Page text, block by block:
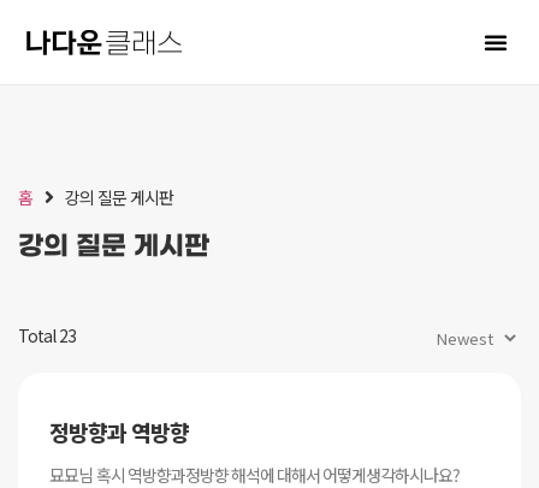
홈 강의 질문 게시판
강의 질문 게시판
Total 23
정방향과 역방향
묘묘님 혹시 역방향과정방향 해석에 대해서 어떻게생각하시나요?